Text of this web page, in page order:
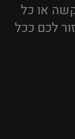
או כל
לכם ככל